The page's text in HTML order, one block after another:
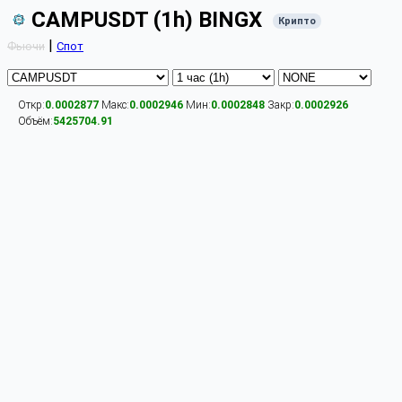
CAMPUSDT (1h) BINGX Крипто
Фьючи | Спот
Откр:0.0002877 Макс:0.0002946 Мин:0.0002848 Закр:0.0002926
Объём:5425704.91